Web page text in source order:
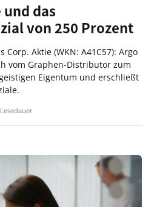
das
von 250 Prozent
Corp. Aktie (WKN: A41C57): Argo
vom Graphen-Distributor zum
Eigentum und erschließt